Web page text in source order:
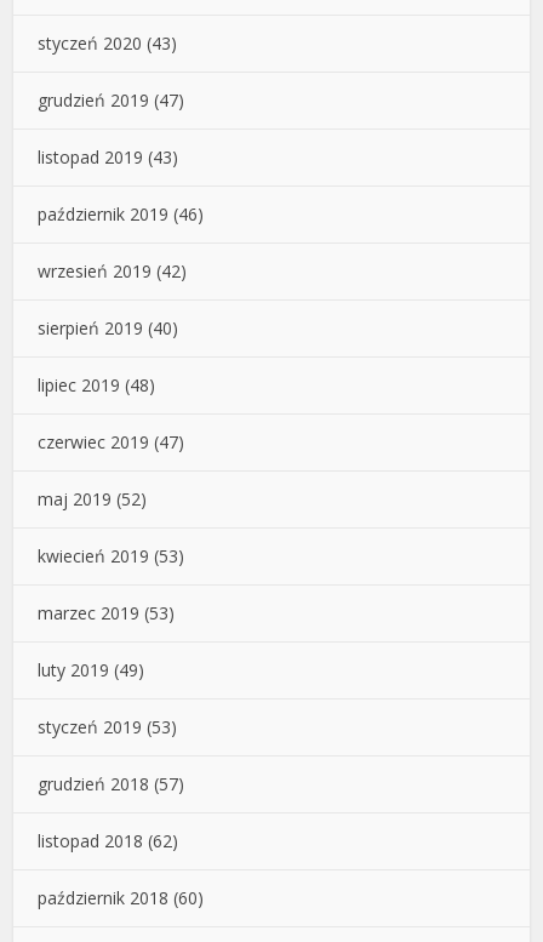
styczeń 2020 (43)
grudzień 2019 (47)
listopad 2019 (43)
październik 2019 (46)
wrzesień 2019 (42)
sierpień 2019 (40)
lipiec 2019 (48)
czerwiec 2019 (47)
maj 2019 (52)
kwiecień 2019 (53)
marzec 2019 (53)
luty 2019 (49)
styczeń 2019 (53)
grudzień 2018 (57)
listopad 2018 (62)
październik 2018 (60)